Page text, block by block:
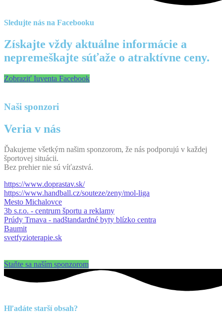
Sledujte nás na Facebooku
Získajte vždy aktuálne informácie a
nepremeškajte súťaže o atraktívne ceny.
Zobraziť Iuventa Facebook
Naši sponzori
Veria v nás
Ďakujeme všetkým našim sponzorom, že nás podporujú v každej
športovej situácii.
Bez prehier nie sú víťazstvá.
https://www.doprastav.sk/
https://www.handball.cz/souteze/zeny/mol-liga
Mesto Michalovce
3b s.r.o. - centrum športu a reklamy
Prúdy Trnava - nadštandardné byty blízko centra
Baumit
svetfyzioterapie.sk
Staňte sa naším sponzorom
Hľadáte starší obsah?